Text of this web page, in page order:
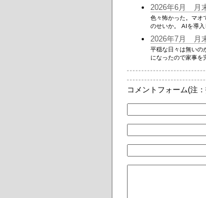
2026年6月 月
色々怖かった。マオ
のせいか。 AIを導入
2026年7月 月
平穏な日々は無いの
になったので家事を
コメントフォーム(注